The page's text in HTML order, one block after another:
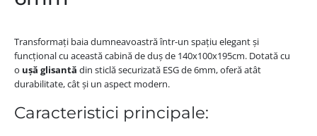
Transformați baia dumneavoastră într-un spațiu elegant și
funcțional cu această cabină de duș de 140x100x195cm. Dotată cu
o ușă glisantă din sticlă securizată ESG de 6mm, oferă atât
durabilitate, cât și un aspect modern.
Caracteristici principale: